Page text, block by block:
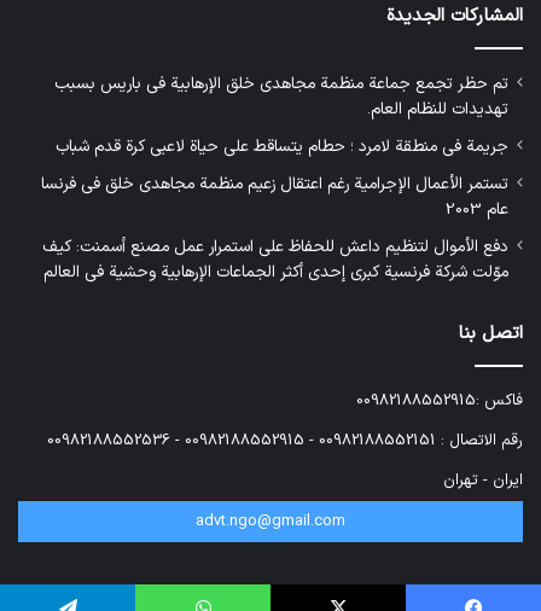
المشاركات الجديدة
تم حظر تجمع جماعة منظمة مجاهدي خلق الإرهابية في باريس بسبب
تهديدات للنظام العام.
جريمة في منطقة لامرد ؛ حطام يتساقط على حياة لاعبي كرة قدم شباب
تستمر الأعمال الإجرامية رغم اعتقال زعيم منظمة مجاهدي خلق في فرنسا
عام 2003
دفع الأموال لتنظيم داعش للحفاظ على استمرار عمل مصنع أسمنت: كيف
موّلت شركة فرنسية كبرى إحدى أكثر الجماعات الإرهابية وحشية في العالم
اتصل بنا
فاكس :00982188552915
رقم الاتصال : 00982188552151 - 00982188552915 - 00982188552536
ایران - تهران
advt.ngo@gmail.com